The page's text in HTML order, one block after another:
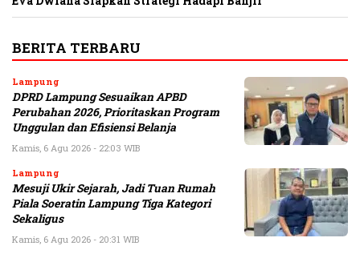
BERITA TERBARU
Lampung
DPRD Lampung Sesuaikan APBD
Perubahan 2026, Prioritaskan Program
Unggulan dan Efisiensi Belanja
Kamis, 6 Agu 2026 - 22:03 WIB
Lampung
Mesuji Ukir Sejarah, Jadi Tuan Rumah
Piala Soeratin Lampung Tiga Kategori
Sekaligus
Kamis, 6 Agu 2026 - 20:31 WIB